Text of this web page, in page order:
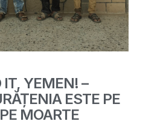
IT, YEMEN! –
ESTE PE
MOARTE